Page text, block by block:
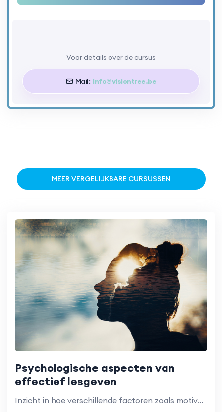
Voor details over de cursus
Mail: info@visiontree.be
MEER VERGELIJKBARE CURSUSSEN
Psychologische aspecten van
effectief lesgeven
Inzicht in hoe verschillende factoren zoals motivatie, emotie, en cognitieve stijlen invloed hebben op leren.